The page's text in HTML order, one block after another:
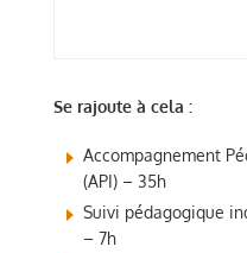
Se rajoute à cela :
Accompagnement
(API) – 35h
Suivi pédagogique
– 7h